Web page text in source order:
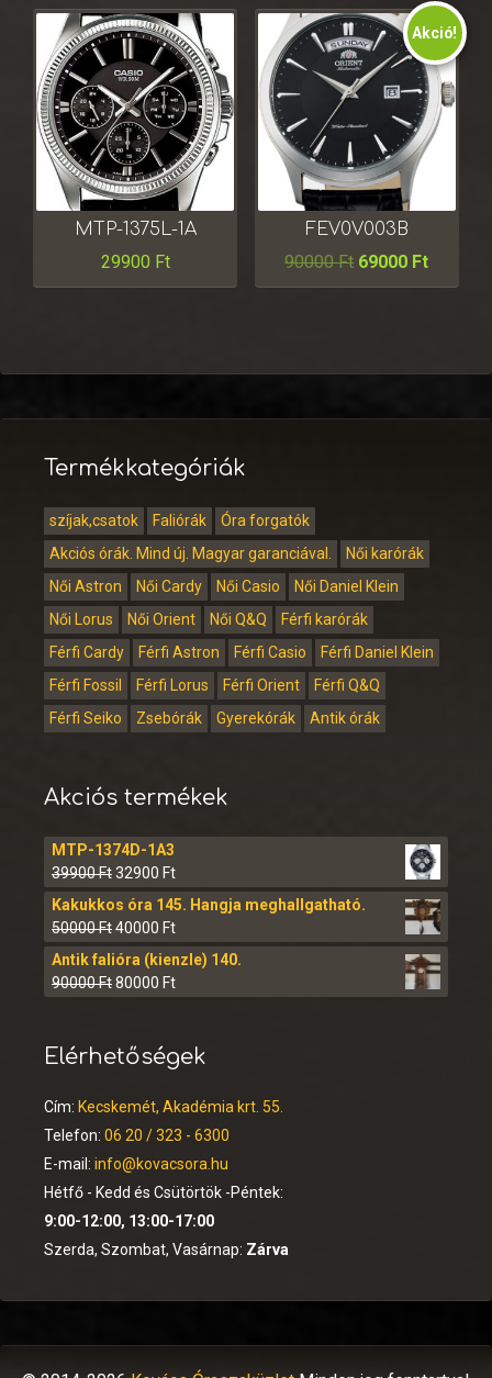
MTP-1375L-1A
29900 Ft
Akció!
FEV0V003B
90000Ft 69000 Ft
Termékkategóriák
szíjak,csatok Faliórák
Óra forgatók
Akciós órák. Mind új. Magyar garanciával.
Női karórák
Női Astron
Női Cardy Női Casio
Női Daniel Klein
Női Lorus
Női Orient Női Q&Q
Férfi karórák
Férfi Cardy
Férfi Astron Férfi Casio
Férfi Daniel Klein
Férfi Fossil
Férfi Lorus Férfi Orient
Férfi Q&Q
Férfi Seiko
Zsebórák Gyerekórák Antik órák
Akciós termékek
MTP-1374D-1A3
39900Ft32900 Ft
Kakukkos óra 145. Hangja meghallgatható.
50000Ft40000 Ft
Antik falióra (kienzle) 140.
90000Ft80000 Ft
Elérhetőségek
Cím: Kecskemét, Akadémia krt. 55.
Telefon: 06 20 / 323 - 6300
E-mail: info@kovacsora.hu
Hétfő - Kedd és Csütörtök -Péntek:
9:00-12:00, 13:00-17:00
Szerda, Szombat, Vasárnap: Zárva